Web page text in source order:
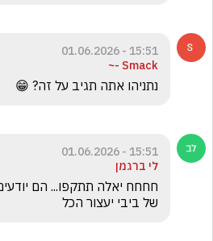
15:51 - 01.06.2026
Smack -~
נתניהו אתה תגיב על זה? 😁
15:51 - 01.06.2026
לי ברגמן
של ביבי יעצור הכל